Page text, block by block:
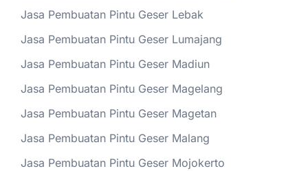
Jasa Pembuatan Pintu Geser Lebak
Jasa Pembuatan Pintu Geser Lumajang
Jasa Pembuatan Pintu Geser Madiun
Jasa Pembuatan Pintu Geser Magelang
Jasa Pembuatan Pintu Geser Magetan
Jasa Pembuatan Pintu Geser Malang
Jasa Pembuatan Pintu Geser Mojokerto